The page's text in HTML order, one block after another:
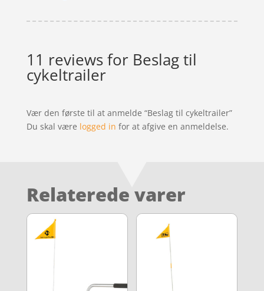
11 reviews for Beslag til
cykeltrailer
Vær den første til at anmelde “Beslag til cykeltrailer”
Du skal være logged in for at afgive en anmeldelse.
Relaterede varer